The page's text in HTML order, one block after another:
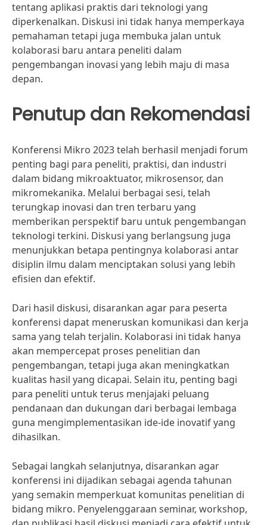
tentang aplikasi praktis dari teknologi yang
diperkenalkan. Diskusi ini tidak hanya memperkaya
pemahaman tetapi juga membuka jalan untuk
kolaborasi baru antara peneliti dalam
pengembangan inovasi yang lebih maju di masa
depan.
Penutup dan Rekomendasi
Konferensi Mikro 2023 telah berhasil menjadi forum
penting bagi para peneliti, praktisi, dan industri
dalam bidang mikroaktuator, mikrosensor, dan
mikromekanika. Melalui berbagai sesi, telah
terungkap inovasi dan tren terbaru yang
memberikan perspektif baru untuk pengembangan
teknologi terkini. Diskusi yang berlangsung juga
menunjukkan betapa pentingnya kolaborasi antar
disiplin ilmu dalam menciptakan solusi yang lebih
efisien dan efektif.
Dari hasil diskusi, disarankan agar para peserta
konferensi dapat meneruskan komunikasi dan kerja
sama yang telah terjalin. Kolaborasi ini tidak hanya
akan mempercepat proses penelitian dan
pengembangan, tetapi juga akan meningkatkan
kualitas hasil yang dicapai. Selain itu, penting bagi
para peneliti untuk terus menjajaki peluang
pendanaan dan dukungan dari berbagai lembaga
guna mengimplementasikan ide-ide inovatif yang
dihasilkan.
Sebagai langkah selanjutnya, disarankan agar
konferensi ini dijadikan sebagai agenda tahunan
yang semakin memperkuat komunitas penelitian di
bidang mikro. Penyelenggaraan seminar, workshop,